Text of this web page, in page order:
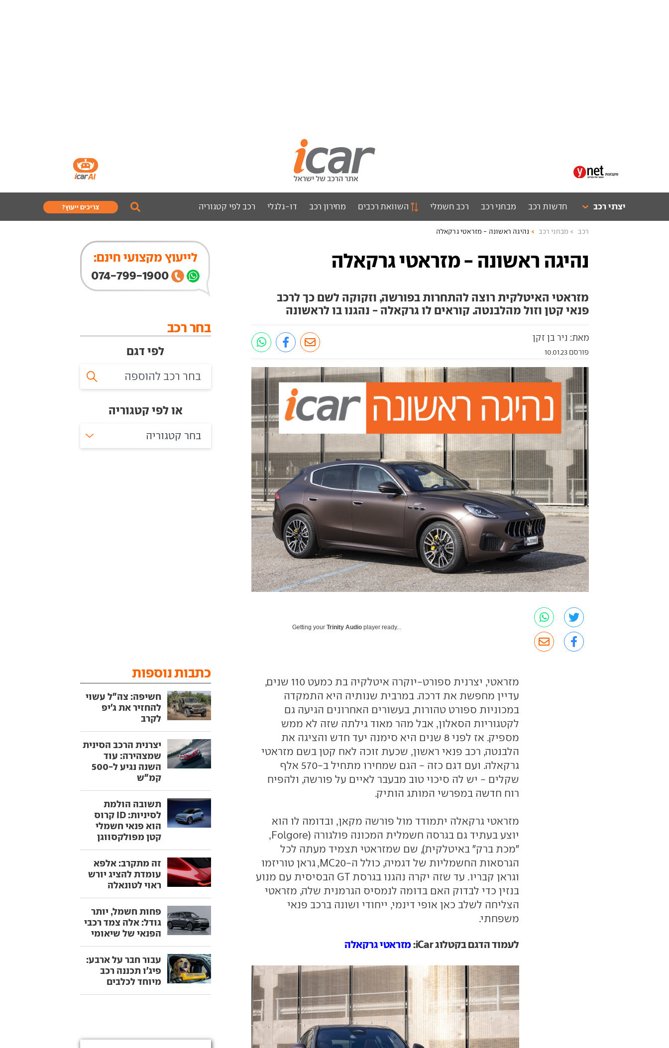
יצרני רכב חדשות רכב מבחני רכב רכב חשמלי השוואת רכבים מחירון רכב דו-גלגלי רכב לפי קטגוריה צריכים ייעוץ?
רכב מבחני רכב נהיגה ראשונה - מזראטי גרקאלה
נהיגה ראשונה - מזראטי גרקאלה
מזראטי האיטלקית רוצה להתחרות בפורשה, וזקוקה לשם כך לרכב
פנאי קטן וזול מהלבנטה. קוראים לו גרקאלה - נהגנו בו לראשונה
מאת: ניר בן זקן
פורסם 10.01.23
Getting yourTrinity Audio player ready...
מזראטי, יצרנית ספורט-יוקרה איטלקיה בת כמעט 110 שנים,
עדיין מחפשת את דרכה. במרבית שנותיה היא התמקדה
במכוניות ספורט טהורות, בעשורים האחרונים הגיעה גם
לקטגוריות הסאלון, אבל מהר מאוד גילתה שזה לא ממש
מספיק. אז לפני 8 שנים היא סימנה יעד חדש והציגה את
הלבנטה, רכב פנאי ראשון, שכעת זוכה לאח קטן בשם מזראטי
גרקאלה. ועם דגם כזה - הגם שמחירו מתחיל ב-570 אלף
שקלים - יש לה סיכוי טוב מבעבר לאיים על פורשה, ולהפיח
רוח חדשה במפרשי המותג הותיק.
מזראטי גרקאלה יתמודד מול פורשה מקאן, ובדומה לו הוא
יוצע בעתיד גם בגרסה חשמלית המכונה פולגורה (Folgore,
"מכת ברק" באיטלקית), שם שמזראטי תצמיד מעתה לכל
הגרסאות החשמליות של דגמיה, כולל ה-MC20, גראן טוריזמו
וגראן קבריו. עד שזה יקרה נהגנו בגרסת GT הבסיסית עם מנוע
בנזין כדי לבדוק האם בדומה לנמסיס הגרמנית שלה, מזראטי
הצליחה לשלב כאן אופי דינמי, ייחודי ושונה ברכב פנאי
משפחתי.
לעמוד הדגם בקטלוג iCar: מזראטי גרקאלה
לייעוץ מקצועי חינם:
074-799-1900
בחר רכב
לפי דגם
או לפי קטגוריה
בחר קטגוריה
כתבות נוספות
חשיפה: צה"ל עשוי
להחזיר את ג'יפ
לקרב
יצרנית הרכב הסינית
שמצהירה: עוד
השנה נגיע ל-500
קמ"ש
תשובה הולמת
לסיניות: ID קרוס
הוא פנאי חשמלי
קטן מפולקסווגן
זה מתקרב: אלפא
עומדת להציג יורש
ראוי לטונאלה
פחות חשמל, יותר
גודל: אלה צמד רכבי
הפנאי של שיאומי
עבור חבר על ארבע:
פיג'ו תכננה רכב
מיוחד לכלבים